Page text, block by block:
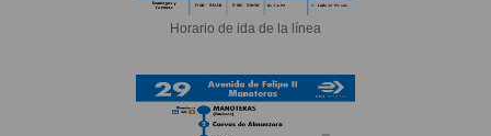
Horario de ida de la línea